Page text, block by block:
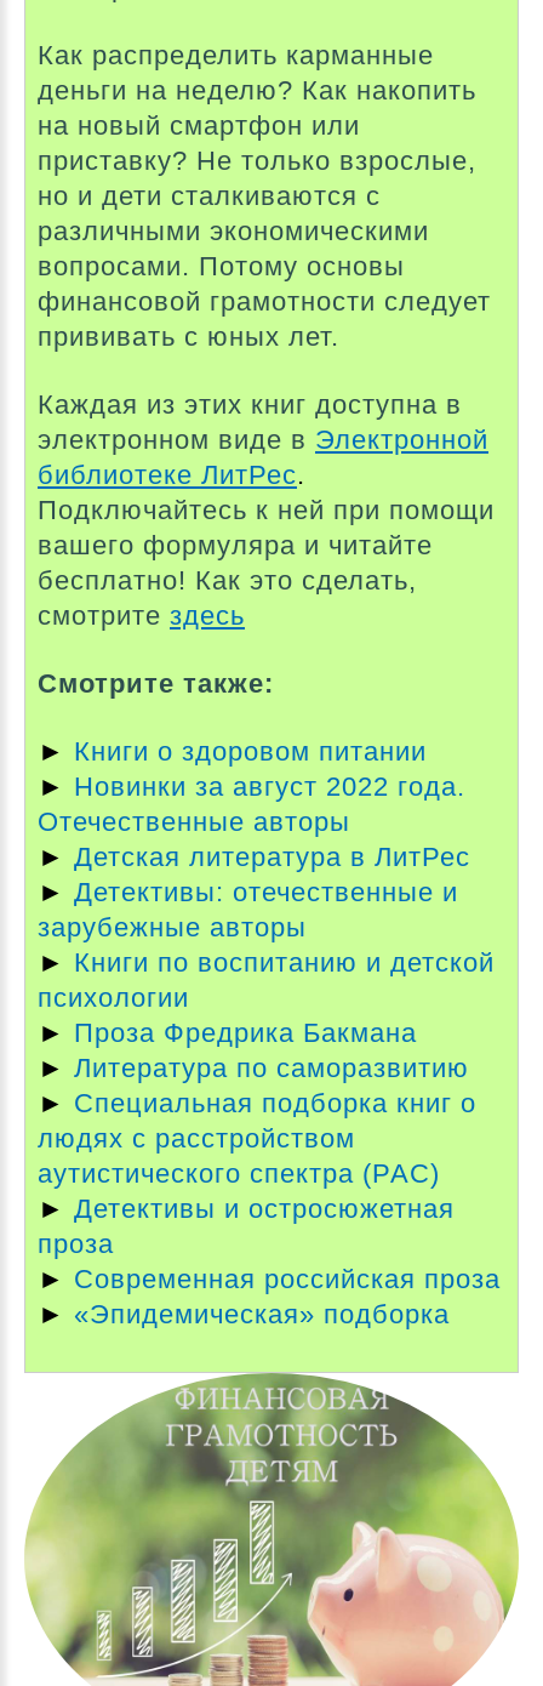
Как распределить карманные
деньги на неделю? Как накопить
на новый смартфон или
приставку? Не только взрослые,
но и дети сталкиваются с
различными экономическими
вопросами. Потому основы
финансовой грамотности следует
прививать с юных лет.
Каждая из этих книг доступна в
электронном виде в Электронной
библиотеке ЛитРес.
Подключайтесь к ней при помощи
вашего формуляра и читайте
бесплатно! Как это сделать,
смотрите здесь
Смотрите также:
► Книги о здоровом питании
► Новинки за август 2022 года.
Отечественные авторы
► Детская литература в ЛитРес
► Детективы: отечественные и
зарубежные авторы
► Книги по воспитанию и детской
психологии
► Проза Фредрика Бакмана
► Литература по саморазвитию
► Специальная подборка книг о
людях с расстройством
аутистического спектра (РАС)
► Детективы и остросюжетная
проза
► Современная российская проза
► «Эпидемическая» подборка